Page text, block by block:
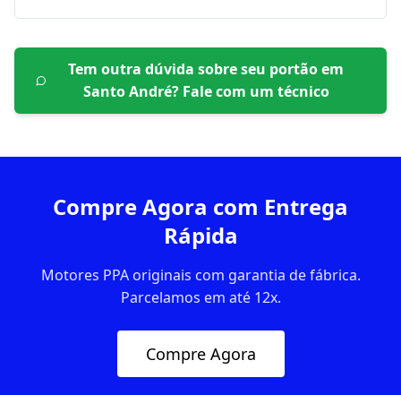
Tem outra dúvida sobre seu portão em
Santo André? Fale com um técnico
Compre Agora com Entrega
Rápida
Motores PPA originais com garantia de fábrica.
Parcelamos em até 12x.
Compre Agora